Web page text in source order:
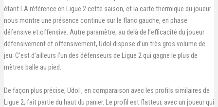
étant LA référence en Ligue 2 cette saison, et la carte thermique du joueur
nous montre une présence continue sur le flanc gauche, en phase
défensive et offensive. Autre paramètre, au delà de l’efficacité du joueur
défensivement et offensivement, Udol dispose d’un très gros volume de
jeu. C’est d’ailleurs l’un des défenseurs de Ligue 2 qui gagne le plus de
mètres balle au pied.
De façon plus précise, Udol , en comparaison avec les profils similaires de
Ligue 2, fait partie du haut du panier. Le profil est flatteur, avec un joueur qui